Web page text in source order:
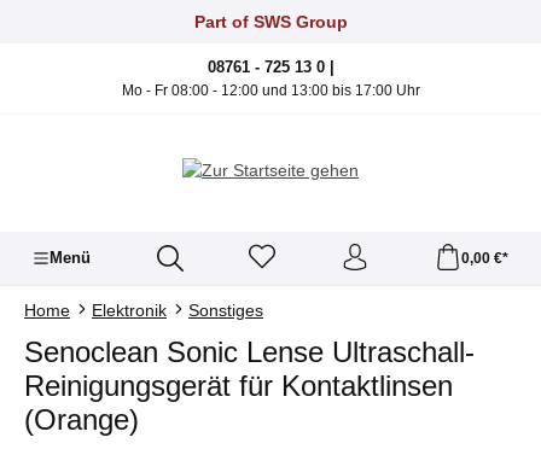
Zum Hauptinhalt springenPart of SWS Group
08761 - 725 13 0 |
Mo - Fr 08:00 - 12:00 und 13:00 bis 17:00 Uhr
Menü 0,00 €*
Home Elektronik Sonstiges
Senoclean Sonic Lense Ultraschall-
Reinigungsgerät für Kontaktlinsen
(Orange)